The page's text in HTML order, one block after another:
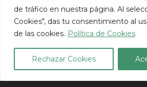
de tráfico en nuestra página. Al
Cookies", das tu consentimiento al
de las cookies. Política de Cookies
Rechazar Cookies
Publicar el comentario